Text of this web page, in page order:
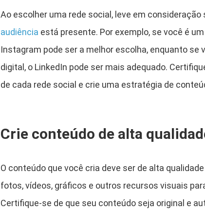
Ao escolher uma rede social, leve em
audiência está presente. Por exemplo, se você é
Instagram pode ser a melhor escolha, enquanto
digital, o LinkedIn pode ser mais adequado.
de cada rede social e crie uma estratégia de
Crie conteúdo de alta
O conteúdo que você cria deve ser de alta
fotos, vídeos, gráficos e outros recursos visuais
Certifique-se de que seu conteúdo seja original e